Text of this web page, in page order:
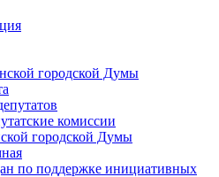
городской Думы
комиссии
городской Думы
по поддержке инициативных